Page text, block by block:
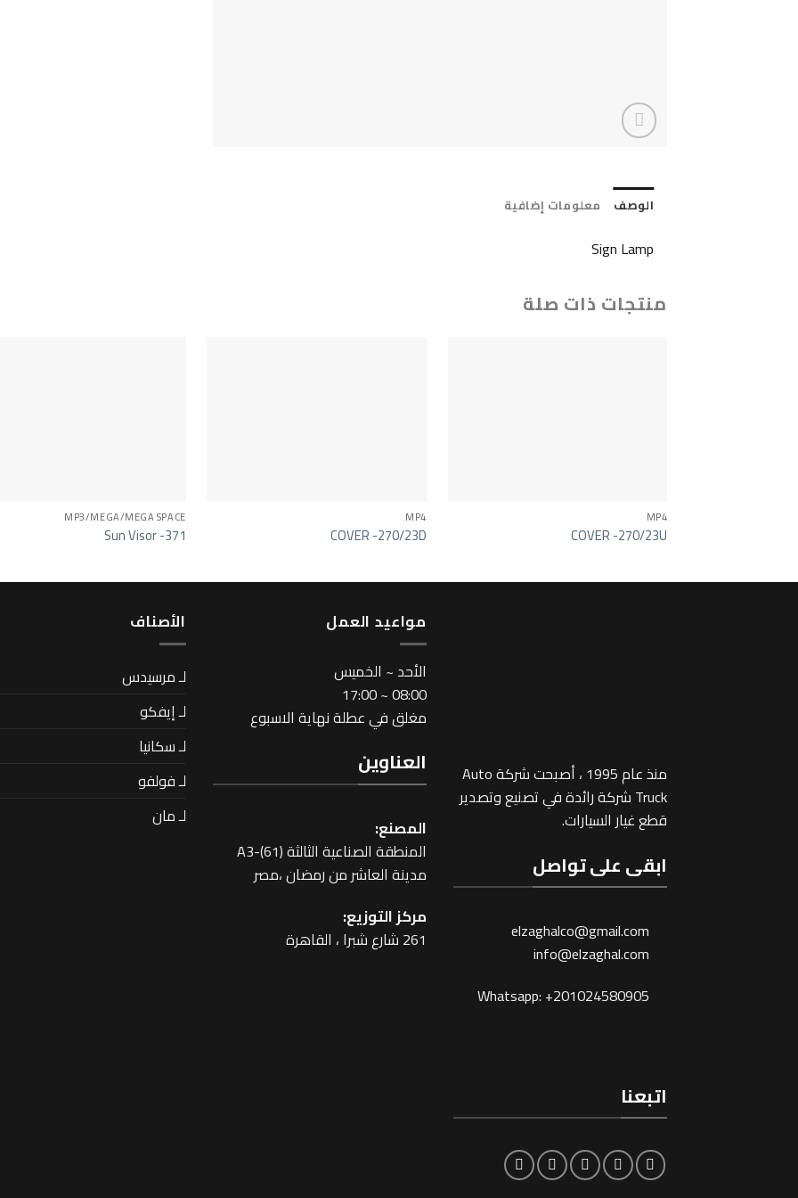
الوصف معلومات إضافية
Sign Lamp
منتجات ذات صلة
MP4
COVER -270/23U
MP4
COVER -270/23D
MP3/MEGA/MEGA SPACE
Sun Visor -371
منذ عام 1995 ، أصبحت شركة Auto
Truck شركة رائدة في تصنيع وتصدير
قطع غيار السيارات.
ابقى على تواصل
elzaghalco@gmail.com
info@elzaghal.com
Whatsapp: +201024580905
اتبعنا
مواعيد العمل
اﻷحد ~ الخميس
08:00 ~ 17:00
مغلق في عطلة نهاية الاسبوع
العناوين
المصنع:
المنطقة الصناعية الثالثة A3-(61)
مدينة العاشر من رمضان ،مصر
مركز التوزيع:
261 شارع شبرا ، القاهرة
اﻷصناف
لـ مرسيدس
لـ إيفكو
لـ سكانيا
لـ فولفو
لـ مان